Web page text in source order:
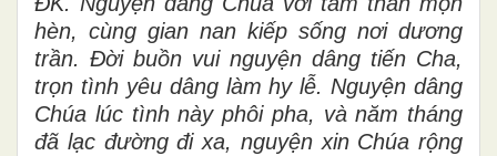
hèn, cùng gian nan kiếp sống nơi dương
trần. Đời buồn vui nguyện dâng tiến Cha,
trọn tình yêu dâng làm hy lễ. Nguyện dâng
Chúa lúc tình này phôi pha, và năm tháng
đã lạc đường đi xa, nguyện xin Chúa rộng